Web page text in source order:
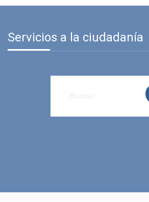
Servicios a la ciudadanía